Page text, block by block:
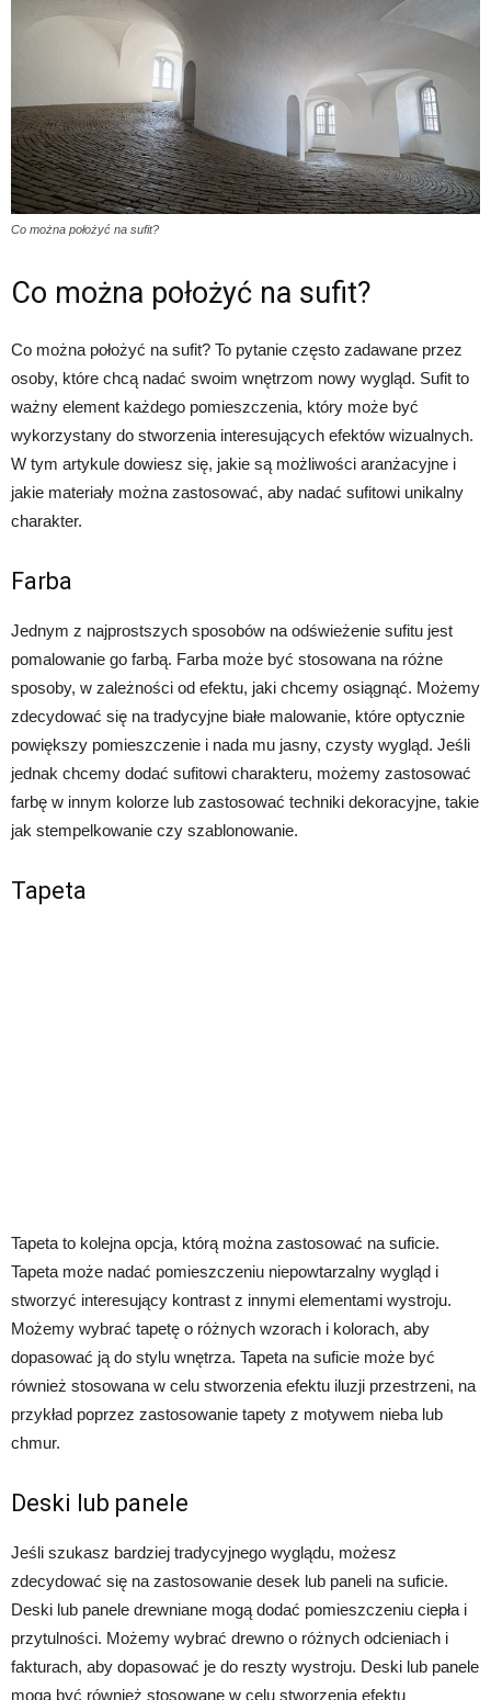
Co można położyć na sufit?
Co można położyć na sufit?
Co można położyć na sufit? To pytanie często zadawane przez
osoby, które chcą nadać swoim wnętrzom nowy wygląd. Sufit to
ważny element każdego pomieszczenia, który może być
wykorzystany do stworzenia interesujących efektów wizualnych.
W tym artykule dowiesz się, jakie są możliwości aranżacyjne i
jakie materiały można zastosować, aby nadać sufitowi unikalny
charakter.
Farba
Jednym z najprostszych sposobów na odświeżenie sufitu jest
pomalowanie go farbą. Farba może być stosowana na różne
sposoby, w zależności od efektu, jaki chcemy osiągnąć. Możemy
zdecydować się na tradycyjne białe malowanie, które optycznie
powiększy pomieszczenie i nada mu jasny, czysty wygląd. Jeśli
jednak chcemy dodać sufitowi charakteru, możemy zastosować
farbę w innym kolorze lub zastosować techniki dekoracyjne, takie
jak stempelkowanie czy szablonowanie.
Tapeta
Tapeta to kolejna opcja, którą można zastosować na suficie.
Tapeta może nadać pomieszczeniu niepowtarzalny wygląd i
stworzyć interesujący kontrast z innymi elementami wystroju.
Możemy wybrać tapetę o różnych wzorach i kolorach, aby
dopasować ją do stylu wnętrza. Tapeta na suficie może być
również stosowana w celu stworzenia efektu iluzji przestrzeni, na
przykład poprzez zastosowanie tapety z motywem nieba lub
chmur.
Deski lub panele
Jeśli szukasz bardziej tradycyjnego wyglądu, możesz
zdecydować się na zastosowanie desek lub paneli na suficie.
Deski lub panele drewniane mogą dodać pomieszczeniu ciepła i
przytulności. Możemy wybrać drewno o różnych odcieniach i
fakturach, aby dopasować je do reszty wystroju. Deski lub panele
mogą być również stosowane w celu stworzenia efektu